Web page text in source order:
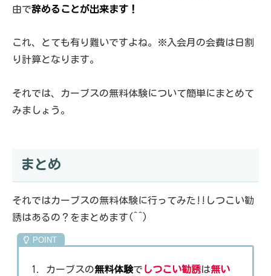
由で辞めることが出来ます！
これ、とても有り難いですよね。※入会月の会費は日割
り計算となります。
それでは、カーブスの無料体験について簡単にまとめて
みましょう。
まとめ
それではカーブスの無料体験に行ってみた!!しつこい勧
誘はあるの？をまとめます(^^)
カーブスの無料体験で しつこい勧誘は無い